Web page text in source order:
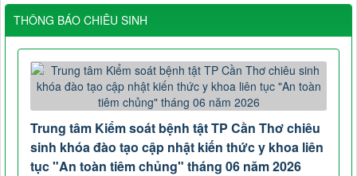
THÔNG BÁO CHIÊU SINH
Trung tâm Kiểm soát bệnh tật TP Cần Thơ chiêu
sinh khóa đào tạo cập nhật kiến thức y khoa liên
tục "An toàn tiêm chủng" tháng 06 năm 2026